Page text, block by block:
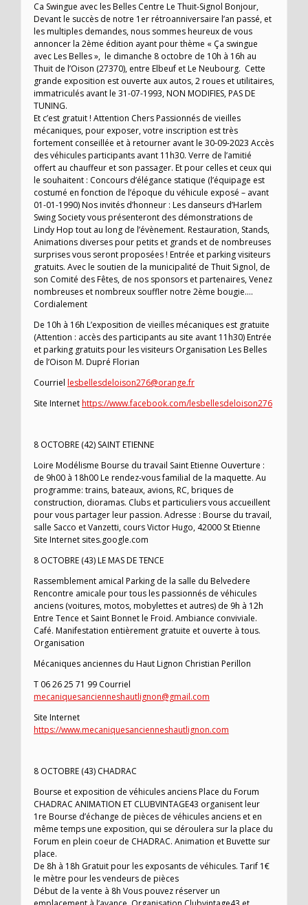
Ca Swingue avec les Belles Centre Le Thuit-Signol Bonjour,
Devant le succès de notre 1er rétroanniversaire l’an passé, et
les multiples demandes, nous sommes heureux de vous
annoncer la 2ème édition ayant pour thème « Ça swingue
avec Les Belles », le dimanche 8 octobre de 10h à 16h au
Thuit de l’Oison (27370), entre Elbeuf et Le Neubourg. Cette
grande exposition est ouverte aux autos, 2 roues et utilitaires,
immatriculés avant le 31-07-1993, NON MODIFIES, PAS DE
TUNING.
Et c’est gratuit ! Attention Chers Passionnés de vieilles
mécaniques, pour exposer, votre inscription est très
fortement conseillée et à retourner avant le 30-09-2023 Accès
des véhicules participants avant 11h30. Verre de l’amitié
offert au chauffeur et son passager. Et pour celles et ceux qui
le souhaitent : Concours d’élégance statique (l’équipage est
costumé en fonction de l’époque du véhicule exposé – avant
01-01-1990) Nos invités d’honneur : Les danseurs d’Harlem
Swing Society vous présenteront des démonstrations de
Lindy Hop tout au long de l’évènement. Restauration, Stands,
Animations diverses pour petits et grands et de nombreuses
surprises vous seront proposées ! Entrée et parking visiteurs
gratuits. Avec le soutien de la municipalité de Thuit Signol, de
son Comité des Fêtes, de nos sponsors et partenaires, Venez
nombreuses et nombreux souffler notre 2ème bougie….
Cordialement
De 10h à 16h L’exposition de vieilles mécaniques est gratuite
(Attention : accès des participants au site avant 11h30) Entrée
et parking gratuits pour les visiteurs Organisation Les Belles
de l’Oison M. Dupré Florian
Courriel lesbellesdeloison276@orange.fr
Site Internethttps://www.facebook.com/lesbellesdeloison276
8 OCTOBRE (42) SAINT ETIENNE
Loire Modélisme Bourse du travail Saint Etienne Ouverture :
de 9h00 à 18h00 Le rendez-vous familial de la maquette. Au
programme: trains, bateaux, avions, RC, briques de
construction, dioramas. Clubs et particuliers vous accueillent
pour vous partager leur passion. Adresse : Bourse du travail,
salle Sacco et Vanzetti, cours Victor Hugo, 42000 St Etienne
Site Internet sites.google.com
8 OCTOBRE (43) LE MAS DE TENCE
Rassemblement amical Parking de la salle du Belvedere
Rencontre amicale pour tous les passionnés de véhicules
anciens (voitures, motos, mobylettes et autres) de 9h à 12h
Entre Tence et Saint Bonnet le Froid. Ambiance conviviale.
Café. Manifestation entièrement gratuite et ouverte à tous.
Organisation
Mécaniques anciennes du Haut Lignon Christian Perillon
T 06 26 25 71 99 Courriel
mecaniquesancienneshautlignon@gmail.com
Site Internet
https://www.mecaniquesancienneshautlignon.com
8 OCTOBRE (43) CHADRAC
Bourse et exposition de véhicules anciens Place du Forum
CHADRAC ANIMATION ET CLUBVINTAGE43 organisent leur
1re Bourse d’échange de pièces de véhicules anciens et en
même temps une exposition, qui se déroulera sur la place du
Forum en plein coeur de CHADRAC. Animation et Buvette sur
place.
De 8h à 18h Gratuit pour les exposants de véhicules. Tarif 1€
le mètre pour les vendeurs de pièces
Début de la vente à 8h Vous pouvez réserver un